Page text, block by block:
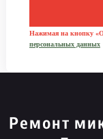
Нажимая на кнопку
персональных данных
Ремонт